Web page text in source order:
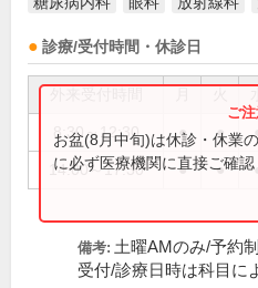
診療/受付時間・休診日
8:30～12:30 ● ●
14:00～17:30 ● ●
お盆(8月中旬)は休診・休業
に必ず医療機関に直接ご確認
備考: 土曜AMのみ/予約制
受付/診療日時は科目に